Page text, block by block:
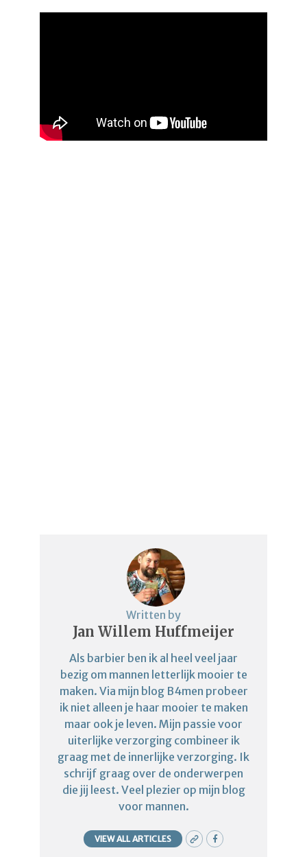
Written by
Jan Willem Huffmeijer
Als barbier ben ik al heel veel jaar
bezig om mannen letterlijk mooier te
maken. Via mijn blog B4men probeer
ik niet alleen je haar mooier te maken
maar ook je leven. Mijn passie voor
uiterlijke verzorging combineer ik
graag met de innerlijke verzorging. Ik
schrijf graag over de onderwerpen
die jij leest. Veel plezier op mijn blog
voor mannen.
VIEW ALL ARTICLES